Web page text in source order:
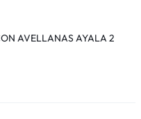
AVELLANAS AYALA 2